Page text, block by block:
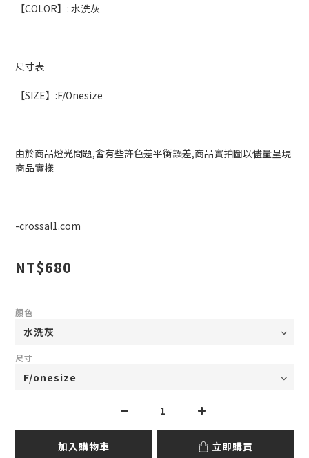
【COLOR】: 水洗灰
尺寸表
【SIZE】:F/Onesize
由於商品燈光問題,會有些許色差平衡誤差,商品實拍圖以儘量呈現
商品實樣
-crossal1.com
NT$680
顏色
尺寸
加入購物車 立即購買